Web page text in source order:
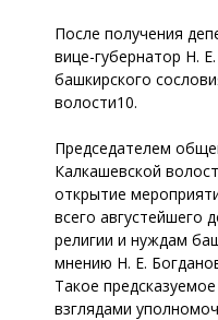
После получения
вице-губернатор Н.
башкирского
волости10.
Председателем
Калкашевской
открытие
всего августейшего
религии и нуждам
мнению Н. Е.
Такое
взглядами